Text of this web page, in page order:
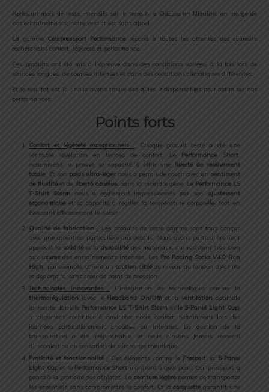
Après un mois de tests intensifs sur le terrain, à Odessa en Ukraine, en marge de
nos entraînements, notre verdict est sans appel.
La gamme Compressport Performance répond à toutes les attentes des coureurs
recherchant confort, légèreté et performance.
Ces produits ont été mis à l’épreuve dans des conditions variées, à la fois lors de
séances longues, de courses intenses et dans des conditions climatiques différentes.
Et le résultat est là : nous avons trouvé des alliés indispensables pour optimiser nos
performances.
Points forts
Confort et légèreté exceptionnels :
Chaque produit testé a été une
véritable révélation en termes de confort. Le Performance Short,
notamment, a prouvé sa capacité à offrir une liberté de mouvement
totale. Et son poids ultra-légernous a permis de courir avec un sentiment
de fluiditéet de liberté absolue, sans la moindre gêne. Le Performance LS
T-Shirt Storm nous a également impressionnés par son
ajustement
ergonomique et sa capacité à réguler la température corporelle, tout en
évacuant efficacement la sueur.
Qualité de fabrication : Les produits de cette gamme sont tous conçus
avec une attention particulière aux détails. Nous avons particulièrement
apprécié la soliditéet ladurabilité des matériaux, qui résistent très bien
aux usures des entraînements intenses. Les Pro Racing Socks V4.0 Run
High, par exemple, offrent un soutien cibléau niveau du tendon d’Achille
et des orteils, sans créer de point de pression.
Technologies innovantes: L’intégration de technologies comme la
thermorégulation (avec le Headband On/Off) et la ventilation optimale
(présente dans le Performance LS T-Shirt Storm et le 5-Panel Light Cap)
a largement contribué à améliorer notre confort. Notamment lors des
journées particulièrement chaudes ou intenses. La gestion de la
transpiration a été irréprochable, et nous n’avons jamais ressenti
d’inconfort ou de sensation de surcharge thermique.
Praticité et fonctionnalité : Des éléments comme le Freebelt, la 5-Panel
Light Capet le Performance Short montrent à quel point Compressport a
pensé à la praticité des athlètes. La ceinture légèrepermet de transporter
les essentiels sans compromettre le confort. Et lacasquette garantit une